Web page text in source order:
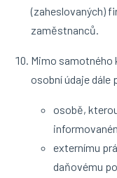
(zaheslovaných)
zaměstnanců.
Mimo samotného
osobní údaje dále
osobě,
externímu
daňovému